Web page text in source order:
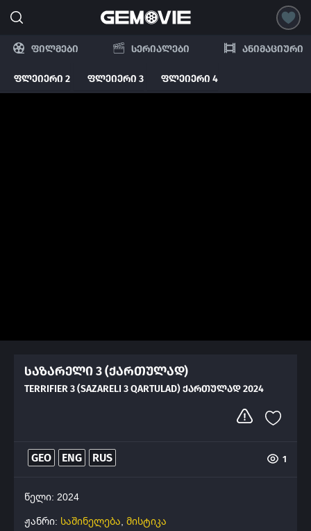
ფილმები სერიალები ანიმაციური
ფლეიერი 2 ფლეიერი 3 ფლეიერი 4
საზარელი 3 (ქართულად)
TERRIFIER 3 (SAZARELI 3 QARTULAD) ᲥᲐᲠᲗᲣᲚᲐᲓ 2024
GEO ENG RUS 1
წელი: 2024
ჟანრი: საშინელება, მისტიკა